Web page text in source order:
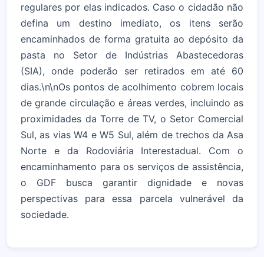
regulares por elas indicados. Caso o cidadão não
defina um destino imediato, os itens serão
encaminhados de forma gratuita ao depósito da
pasta no Setor de Indústrias Abastecedoras
(SIA), onde poderão ser retirados em até 60
dias.\n\nOs pontos de acolhimento cobrem locais
de grande circulação e áreas verdes, incluindo as
proximidades da Torre de TV, o Setor Comercial
Sul, as vias W4 e W5 Sul, além de trechos da Asa
Norte e da Rodoviária Interestadual. Com o
encaminhamento para os serviços de assistência,
o GDF busca garantir dignidade e novas
perspectivas para essa parcela vulnerável da
sociedade.